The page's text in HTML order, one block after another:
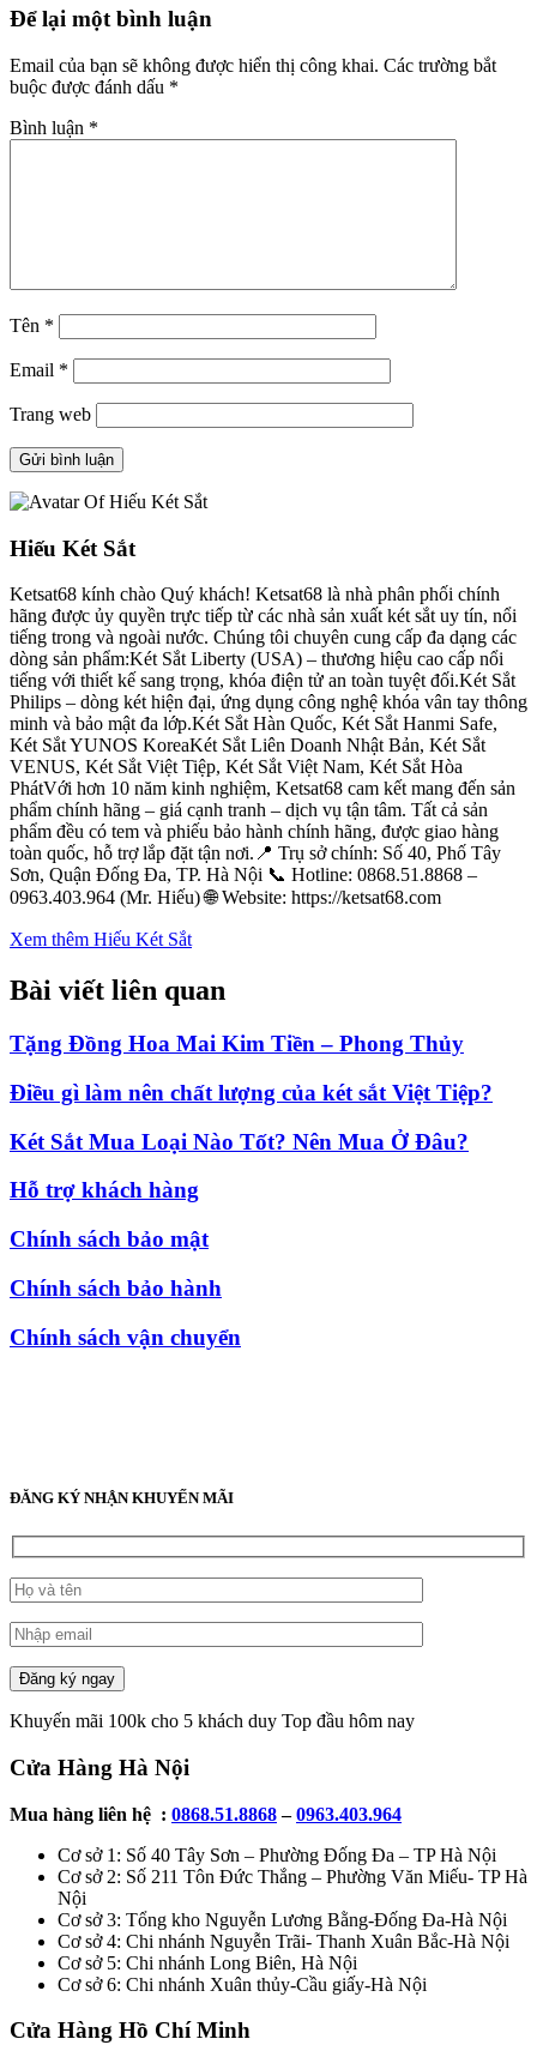
Để lại một bình luận
Email của bạn sẽ không được hiển thị công khai. Các trường bắt
buộc được đánh dấu *
Bình luận *
Tên *
Email *
Trang web
Hiếu Két Sắt
Ketsat68 kính chào Quý khách! Ketsat68 là nhà phân phối chính
hãng được ủy quyền trực tiếp từ các nhà sản xuất két sắt uy tín, nổi
tiếng trong và ngoài nước. Chúng tôi chuyên cung cấp đa dạng các
dòng sản phẩm:Két Sắt Liberty (USA) – thương hiệu cao cấp nổi
tiếng với thiết kế sang trọng, khóa điện tử an toàn tuyệt đối.Két Sắt
Philips – dòng két hiện đại, ứng dụng công nghệ khóa vân tay thông
minh và bảo mật đa lớp.Két Sắt Hàn Quốc, Két Sắt Hanmi Safe,
Két Sắt YUNOS KoreaKét Sắt Liên Doanh Nhật Bản, Két Sắt
VENUS, Két Sắt Việt Tiệp, Két Sắt Việt Nam, Két Sắt Hòa
PhátVới hơn 10 năm kinh nghiệm, Ketsat68 cam kết mang đến sản
phẩm chính hãng – giá cạnh tranh – dịch vụ tận tâm. Tất cả sản
phẩm đều có tem và phiếu bảo hành chính hãng, được giao hàng
toàn quốc, hỗ trợ lắp đặt tận nơi.📍 Trụ sở chính: Số 40, Phố Tây
Sơn, Quận Đống Đa, TP. Hà Nội 📞 Hotline: 0868.51.8868 –
0963.403.964 (Mr. Hiếu) 🌐 Website: https://ketsat68.com
Xem thêm Hiếu Két Sắt
Bài viết liên quan
Tặng Đồng Hoa Mai Kim Tiền – Phong Thủy
Điều gì làm nên chất lượng của két sắt Việt Tiệp?
Két Sắt Mua Loại Nào Tốt? Nên Mua Ở Đâu?
Hỗ trợ khách hàng
Chính sách bảo mật
Chính sách bảo hành
Chính sách vận chuyển
ĐĂNG KÝ NHẬN KHUYẾN MÃI
Đăng ký ngay
Khuyến mãi 100k cho 5 khách duy Top đầu hôm nay
Cửa Hàng Hà Nội
Mua hàng liên hệ : 0868.51.8868–0963.403.964
Cơ sở 1: Số 40 Tây Sơn – Phường Đống Đa – TP Hà Nội
Cơ sở 2: Số 211 Tôn Đức Thắng – Phường Văn Miếu- TP Hà
Nội
Cơ sở 3: Tổng kho Nguyễn Lương Bằng-Đống Đa-Hà Nội
Cơ sở 4: Chi nhánh Nguyễn Trãi- Thanh Xuân Bắc-Hà Nội
Cơ sở 5: Chi nhánh Long Biên, Hà Nội
Cơ sở 6: Chi nhánh Xuân thủy-Cầu giấy-Hà Nội
Cửa Hàng Hồ Chí Minh